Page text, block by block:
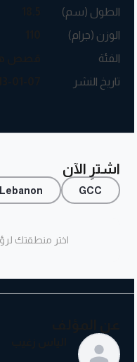
الطول (سم)
الوزن (جرام)
الفئة
تاريخ النشر
اشترِ الآن
GCC
Lebanon
اختر منطقتك